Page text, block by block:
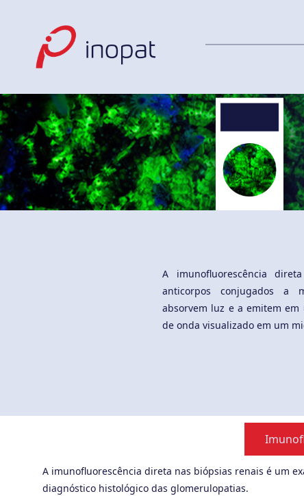
A imunofluorescência
anticorpos conjugados a
absorvem luz e a emitem
de onda visualizado em um
A imunofluorescência direta nas biópsias renais é um
diagnóstico histológico das glomerulopatias.